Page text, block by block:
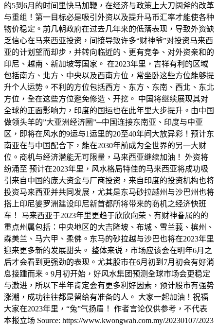
的5到6月的时间里快马加鞭，在经济与政策上大刀阔斧的改革
与重组！第一目标必是吸引外资以及提升马币汇率才能使各种
物价稳定。前几朝政府在过去几年来的低落表现，导致外资缺
乏信心在马来西亚投资，间接导致许多“财神爷”对投资马来西
亚的计划望而却步，并转向临近的、更有竞争、对外资亲和的
印尼、越南、新加坡等国家。 在2023年里，吉祥有利的区域
包括南方、北方、中央以及西南方位，常坐卧这些方位能够提
升个人运势。不利的方位包括西方、东方、东南、西北、东北
方位，全在这些方位避免修造、开挖。 中国将继续展现其对
全球的正面影响力，印度的国运也在此年里大步提升。由中国
做领头羊的”大亚洲经济圈”─中国连接东南亚、印度与中亚
区，即将在风水的9运与1运里的20至40年间大放异彩！预计东
南亚在与中国配合下，能在2030年前成为全世界的另一大财
位。商机与经济潜能无可限量，马来西亚继续加油！ 外资将
纷涌至 预计在2023年里，风水格局特佳的马来西亚将成功吸
引来自中国的庞大资金与厂商投资，来自印度的投资机构也将
投资马来西亚并共同发展，尤其是东马砂拉越州与沙巴州也将
搭上印尼婆罗洲建设印尼新首都所将带来的商机之经济快班
车！ 马来西亚于2023年里更趋于欣欣向荣、有财神眷属的的
重点州属包括：中央地区的大吉隆坡、布城、雪兰莪、槟州、
森美兰、马六甲、柔佛。东马的砂拉越与沙巴也将在2023年里
迎来更多新的发展甜头。 整体来说，市场应该会在明年6月之
后才会看到更强劲的表现。尤其股市在6月初到7月初会有好消
息接踵而来。9月初开始，好风水集团预测全球市场会更稳定
与激进，所以下半年肯定会有更多利好因素，预计股市有强势
涨潮，成功往往都是留给有准备的人。 大家一起加油！祝福
大家在2023年里，“兔”气扬眉！ 作者言论仅供参考，不代表
本报立场 Source: https://www.kwongwah.com.my/20230107/2023